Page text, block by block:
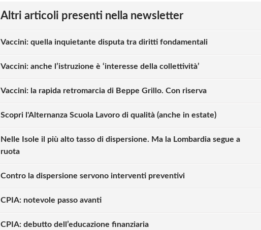
Altri articoli presenti nella newsletter
Vaccini: quella inquietante disputa tra diritti fondamentali
Vaccini: anche l’istruzione è ‘interesse della collettività’
Vaccini: la rapida retromarcia di Beppe Grillo. Con riserva
Scopri l'Alternanza Scuola Lavoro di qualità (anche in estate)
Nelle Isole il più alto tasso di dispersione. Ma la Lombardia segue a
ruota
Contro la dispersione servono interventi preventivi
CPIA: notevole passo avanti
CPIA: debutto dell’educazione finanziaria